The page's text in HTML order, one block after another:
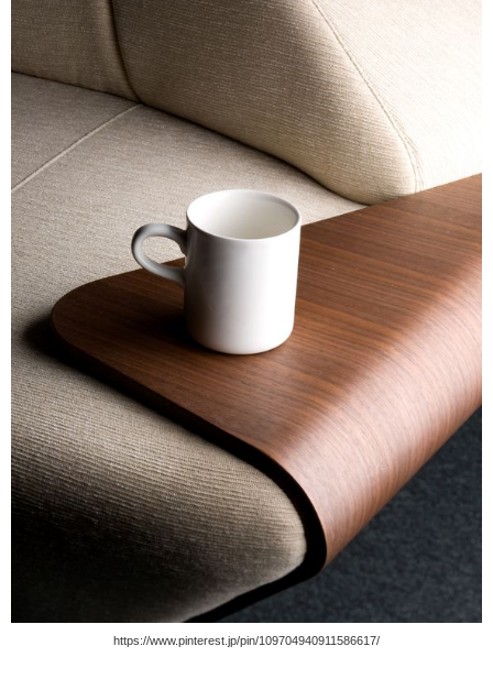
https://www.pinterest.jp/pin/109704940911586617/